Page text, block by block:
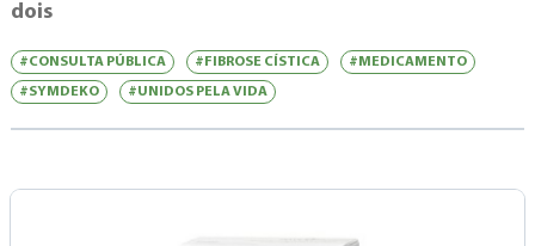
dois
#CONSULTA PÚBLICA #FIBROSE CÍSTICA #MEDICAMENTO
#SYMDEKO #UNIDOS PELA VIDA